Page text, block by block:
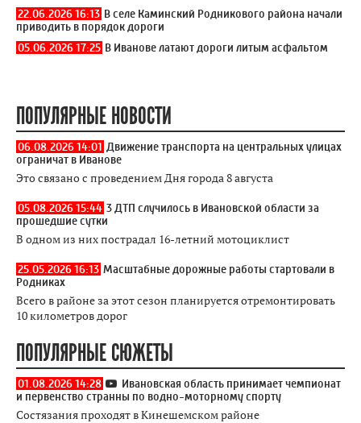
22.06.2026 16:13 В селе Каминский Родникового района начали
приводить в порядок дороги
05.06.2026 17:25 В Иванове латают дороги литым асфальтом
ПОПУЛЯРНЫЕ НОВОСТИ
06.08.2026 14:01 Движение транспорта на центральных улицах
ограничат в Иванове
Это связано с проведением Дня города 8 августа
05.08.2026 15:44 3 ДТП случилось в Ивановской области за
прошедшие сутки
В одном из них пострадал 16-летний мотоциклист
25.05.2026 16:13 Масштабные дорожные работы стартовали в
Родниках
Всего в районе за этот сезон планируется отремонтировать
10 километров дорог
ПОПУЛЯРНЫЕ СЮЖЕТЫ
01.08.2026 14:28
Ивановская область принимает чемпионат
и первенство странны по водно-моторному спорту
Состязания проходят в Кинешемском районе